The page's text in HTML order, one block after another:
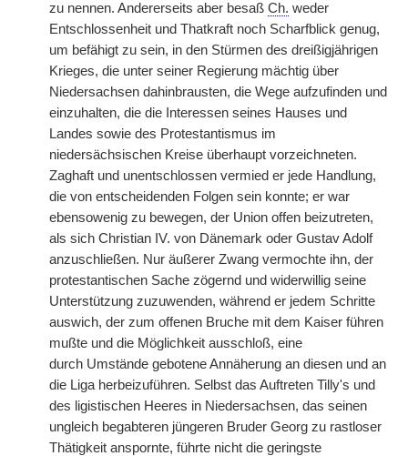
zu nennen. Andererseits aber besaß Ch. weder
Entschlossenheit und Thatkraft noch Scharfblick genug,
um befähigt zu sein, in den Stürmen des dreißigjährigen
Krieges, die unter seiner Regierung mächtig über
Niedersachsen dahinbrausten, die Wege aufzufinden und
einzuhalten, die die Interessen seines Hauses und
Landes sowie des Protestantismus im
niedersächsischen Kreise überhaupt vorzeichneten.
Zaghaft und unentschlossen vermied er jede Handlung,
die von entscheidenden Folgen sein konnte; er war
ebensowenig zu bewegen, der Union offen beizutreten,
als sich Christian IV. von Dänemark oder Gustav Adolf
anzuschließen. Nur äußerer Zwang vermochte ihn, der
protestantischen Sache zögernd und widerwillig seine
Unterstützung zuzuwenden, während er jedem Schritte
auswich, der zum offenen Bruche mit dem Kaiser führen
mußte und die Möglichkeit ausschloß, eine
durch Umstände gebotene Annäherung an diesen und an
die Liga herbeizuführen. Selbst das Auftreten Tilly's und
des ligistischen Heeres in Niedersachsen, das seinen
ungleich begabteren jüngeren Bruder Georg zu rastloser
Thätigkeit anspornte, führte nicht die geringste